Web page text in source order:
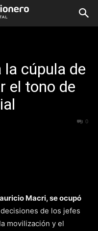
cúpula de
el tono de
0
Macri, se ocupó
de los jefes
movilización y el